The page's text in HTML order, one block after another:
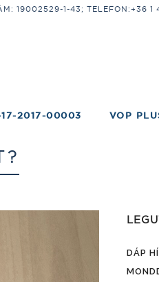
19002529-1-43; TELEFON:+36 1
17-2017-00003 VOP
DÁP